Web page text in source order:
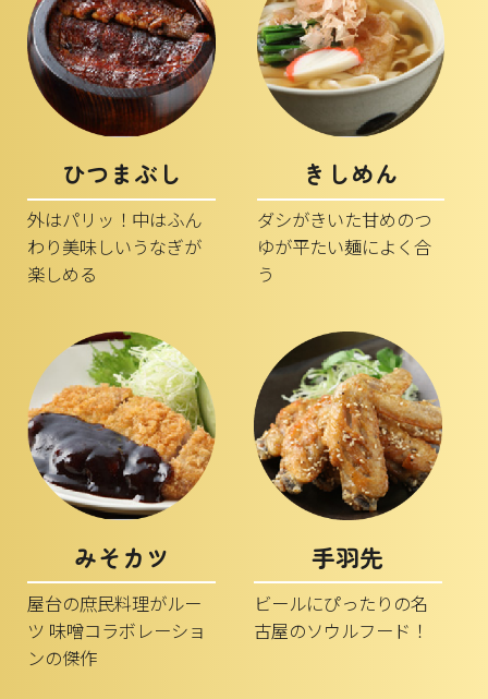
ひつまぶし
外はパリッ！中はふん
わり美味しいうなぎが
楽しめる
きしめん
ダシがきいた甘めのつ
ゆが平たい麺によく合
う
みそカツ
屋台の庶民料理がルー
ツ 味噌コラボレーショ
ンの傑作
手羽先
ビールにぴったりの名
古屋のソウルフード！